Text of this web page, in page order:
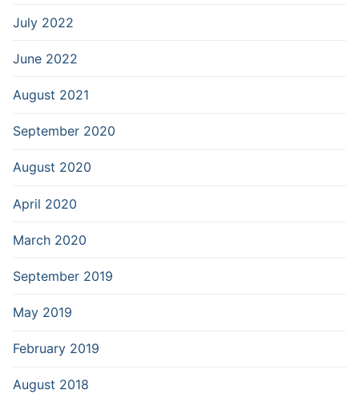
July 2022
June 2022
August 2021
September 2020
August 2020
April 2020
March 2020
September 2019
May 2019
February 2019
August 2018